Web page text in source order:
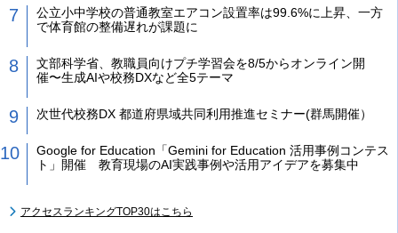
公立小中学校の普通教室エアコン設置率は99.6%に上昇、一方
で体育館の整備遅れが課題に
文部科学省、教職員向けプチ学習会を8/5からオンライン開
催〜生成AIや校務DXなど全5テーマ
次世代校務DX 都道府県域共同利用推進セミナー(群馬開催）
Google for Education「Gemini for Education 活用事例コンテス
ト」開催 教育現場のAI実践事例や活用アイデアを募集中
アクセスランキングTOP30はこちら